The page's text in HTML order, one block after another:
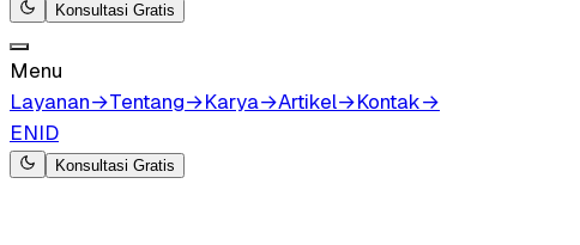
Konsultasi Gratis
Menu
Layanan→Tentang→Karya→Artikel→Kontak→
ENID
Konsultasi Gratis